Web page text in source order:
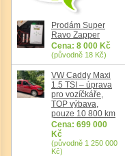
Prodám Super
Ravo Zapper
Cena: 8 000 Kč
(původně 18 Kč)
VW Caddy Maxi
1.5 TSI – úprava
pro vozíčkáře,
TOP výbava,
pouze 10 800 km
Cena: 699 000
Kč
(původně 1 250 000
Kč)